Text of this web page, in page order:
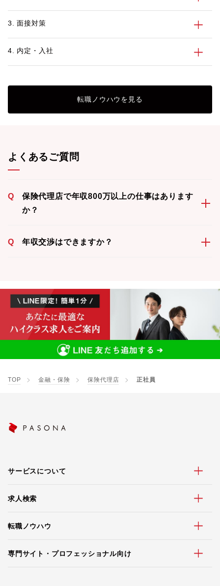
3. 面接対策
4. 内定・入社
転職ノウハウを見る
よくあるご質問
Q
保険代理店で年収800万以上の仕事はあります
か？
Q 年収交渉はできますか？
TOP 金融・保険 保険代理店 正社員
サービスについて
求人検索
転職ノウハウ
専門サイト・プロフェッショナル向け